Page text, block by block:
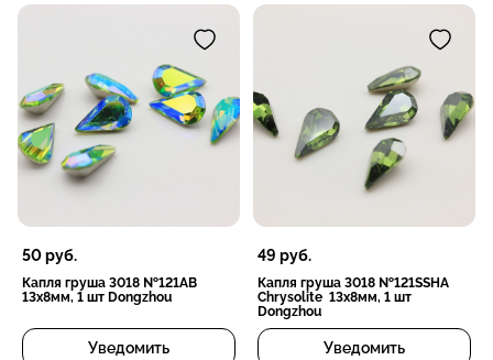
50руб.
Капля груша 3018 №121AB
13х8мм, 1 шт Dongzhou
Уведомить
49 руб.
Капля груша 3018 №121SSHA
Chrysolite 13х8мм, 1 шт
Dongzhou
Уведомить